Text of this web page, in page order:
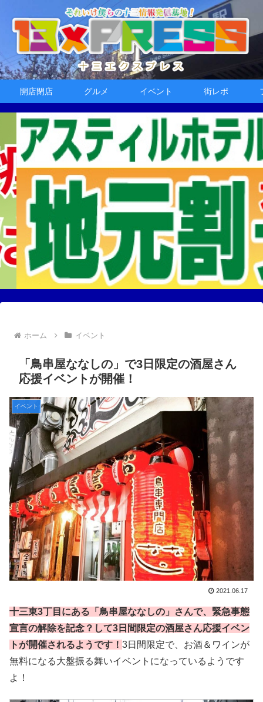
開店閉店 グルメ イベント 街レポ
ホーム イベント
「鳥串屋ななしの」で3日限定の酒屋さん
応援イベントが開催！
イベント
2021.06.17
十三東3丁目にある「鳥串屋ななしの」さんで、緊急事態
宣言の解除を記念？して3日間限定の酒屋さん応援イベン
トが開催されるようです！ 3日間限定で、お酒＆ワインが
無料になる大盤振る舞いイベントになっているようです
よ！